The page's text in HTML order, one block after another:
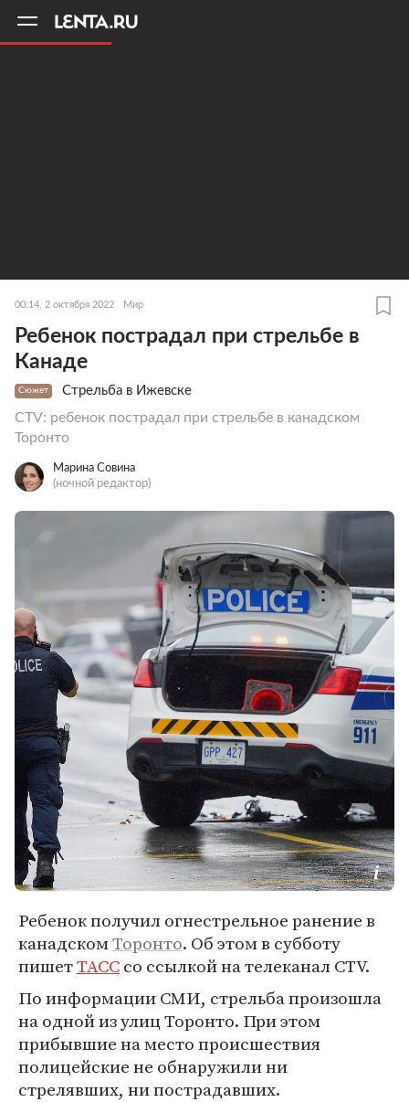
00:14, 2 октября 2022 Мир
Ребенок пострадал при стрельбе в
Канаде
Сюжет Стрельба в Ижевске
CTV: ребенок пострадал при стрельбе в канадском
Торонто
Марина Совина
(ночной редактор)
Ребенок получил огнестрельное ранение в
канадскомТоронто. Об этом в субботу
пишетТАССсо ссылкой на телеканал CTV.
По информации СМИ, стрельба произошла
на одной из улиц Торонто. При этом
прибывшие на место происшествия
полицейские не обнаружили ни
стрелявших, ни пострадавших.